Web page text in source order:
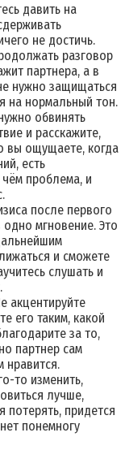
давить на
не достичь.
разговор
партнера, а в
нужно защищаться
на нормальный тон.
обвинять
и расскажите,
вы ощущаете, когда
есть
чём проблема, и
после первого
одно мгновение. Это
и сможете
слушать и
акцентируйте
его таким, какой
за то,
партнер сам
нравится.
то изменить,
лучше,
потерять, придется
понемногу